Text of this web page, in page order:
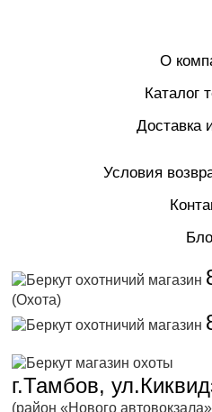
О
Каталог
Доставка
Условия
(Охота)
г.Тамбов,
(район «Нового